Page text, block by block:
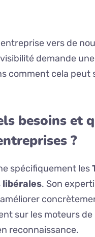
vers de
demande
comment cela peut
besoins et
?
spécifiquement les
libérales. Son
sur les moteurs
reconnaissance.